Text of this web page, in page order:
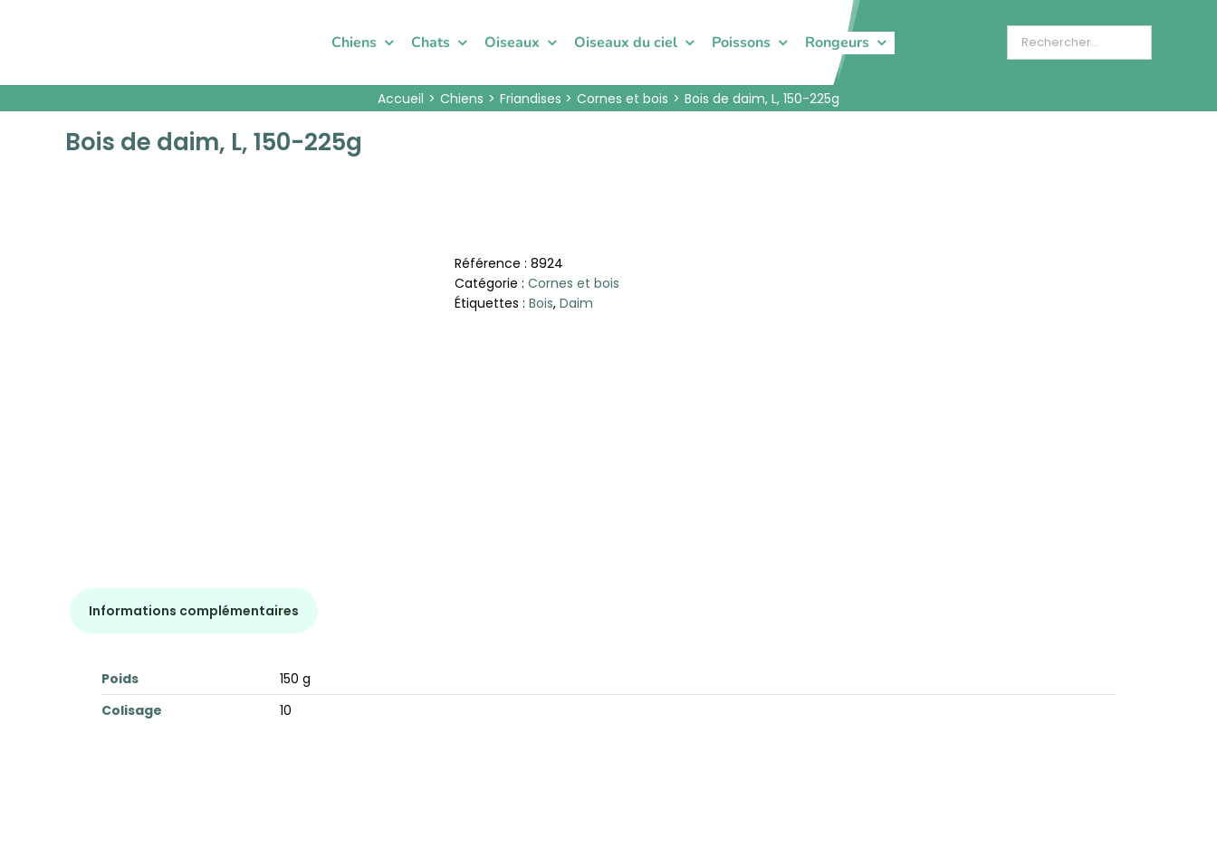
Chiens Chats Oiseaux Oiseaux du ciel Poissons Rongeurs
Accueil Chiens Friandises Cornes et bois Bois de daim, L, 150-225g
Bois de daim, L, 150-225g
Référence : 8924
Catégorie : Cornes et bois
Étiquettes : Bois, Daim
Informations complémentaires
Poids
150 g
Colisage
10